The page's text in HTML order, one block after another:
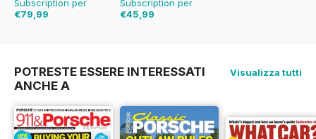
Subscription per
€79,99
Subscription per
€45,99
POTRESTE ESSERE INTERESSATI
ANCHE A
Visualizza tutti